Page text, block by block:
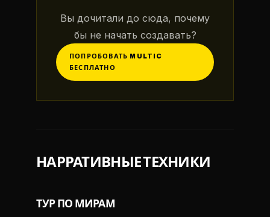
Вы дочитали до сюда, почему
бы не начать создавать?
ПОПРОБОВАТЬ MULTIC
БЕСПЛАТНО
НАРРАТИВНЫЕ ТЕХНИКИ
ТУР ПО МИРАМ